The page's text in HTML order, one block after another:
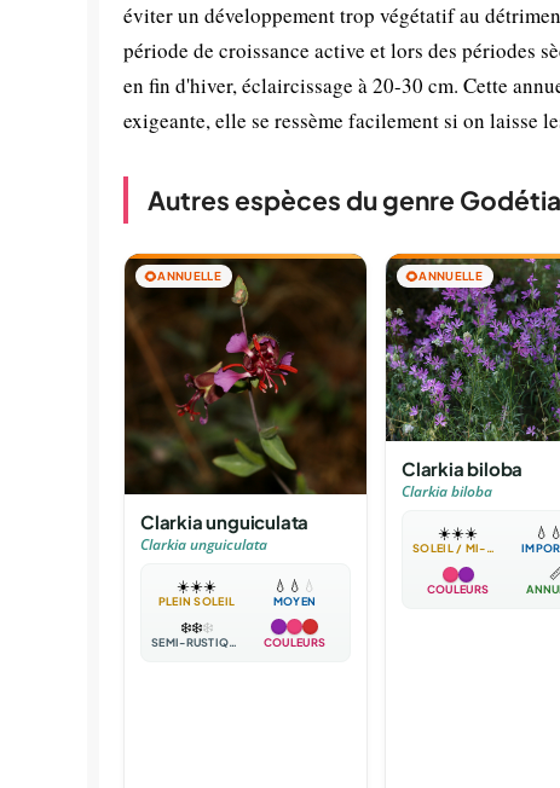
éviter un développement trop végétatif au
période de croissance active et lors des périodes
en fin d'hiver, éclaircissage à 20-30 cm. Cette
exigeante, elle se ressème facilement si on laisse
Autres espèces du genre Godétia
🌻ANNUELLE
Clarkia unguiculata
Clarkia unguiculata
☀️☀️☀️
PLEIN SOLEIL
💧 💧 💧
MOYEN
❄️❄️❄️
SEMI-RUSTIQUE COULEURS
🌻ANNUELLE
Clarkia biloba
Clarkia biloba
☀️☀️☀️
SOLEIL / MI-OMBRE
💧 💧
COULEURS